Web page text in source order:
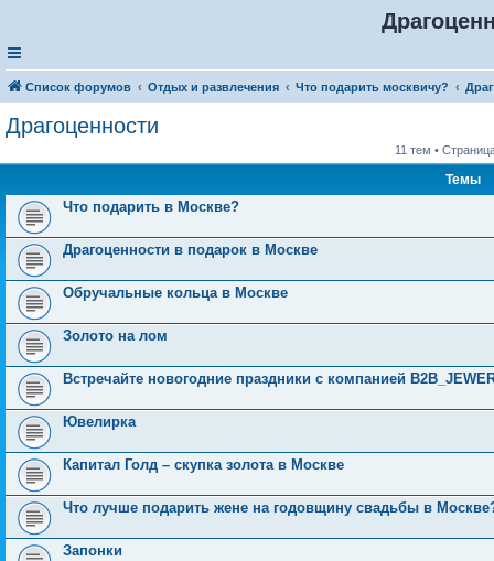
Список форумов Отдых и развлечения Что подарить москвичу?
Драгоценности
11 тем •
Темы
Что подарить в Москве?
Драгоценности в подарок в Москве
Обручальные кольца в Москве
Золото на лом
Встречайте новогодние праздники с компанией
Ювелирка
Капитал Голд – скупка золота в Москве
Что лучше подарить жене на годовщину свадьбы в
Запонки